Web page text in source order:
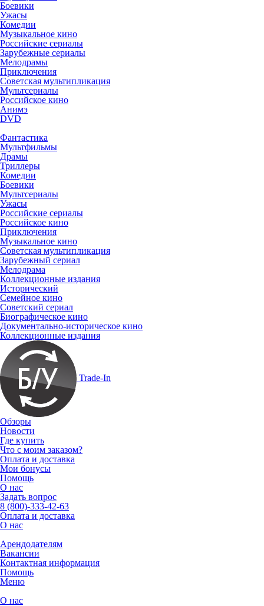
Боевики
Ужасы
Комедии
Музыкальное кино
Российские сериалы
Зарубежные сериалы
Мелодрамы
Приключения
Советская мультипликация
Мультсериалы
Российское кино
Анимэ
DVD
Фантастика
Мультфильмы
Драмы
Триллеры
Комедии
Боевики
Мультсериалы
Ужасы
Российские сериалы
Российское кино
Приключения
Музыкальное кино
Советская мультипликация
Зарубежный сериал
Мелодрама
Коллекционные издания
Исторический
Семейное кино
Советский сериал
Биографическое кино
Документально-историческое кино
Коллекционные издания
Trade-In
Обзоры
Новости
Где купить
Что с моим заказом?
Оплата и доставка
Мои бонусы
Помощь
О нас
Задать вопрос
8 (800)-333-42-63
Оплата и доставка
О нас
Арендодателям
Вакансии
Контактная информация
Помощь
Меню
О нас